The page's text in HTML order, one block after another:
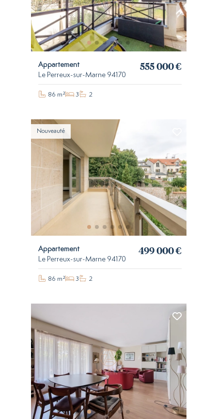
Appartement
Le Perreux-sur-Marne 94170
555 000 €
86 m² 3 2
Nouveauté
Appartement
Le Perreux-sur-Marne 94170
499 000 €
86 m² 3 2